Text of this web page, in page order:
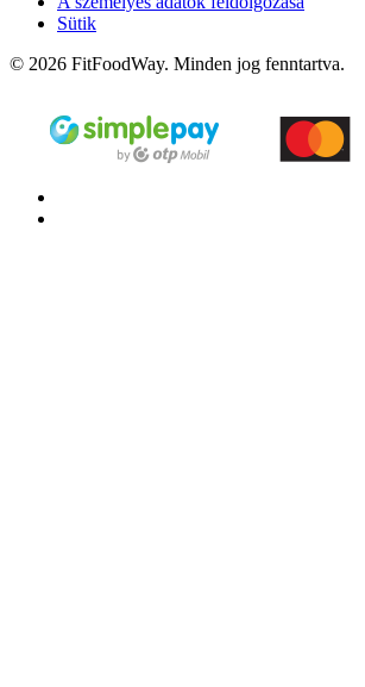
Sütik
© 2026 FitFoodWay. Minden jog fenntartva.